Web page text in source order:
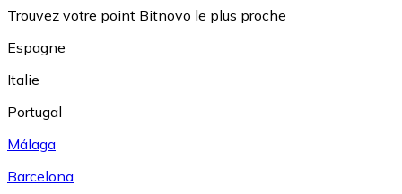
Trouvez votre point Bitnovo le plus proche
Espagne
Italie
Portugal
Málaga
Barcelona